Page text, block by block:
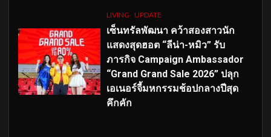
LIVING UPDATE
เซ็นทรัลพัฒนา คว้าสองสาวนัก
แสดงสุดฮอต “ลีน่า-หมิว” รับ
ภารกิจ Campaign Ambassador
“Grand Grand Sale 2026” ปลุก
เอเนอร์จี้มหกรรมช้อปกลางปีสุด
คึกคัก